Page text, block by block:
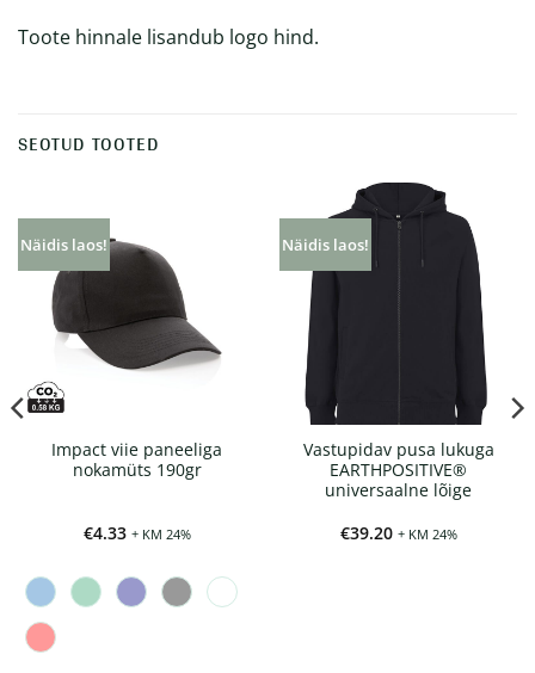
Toote hinnale lisandub logo hind.
SEOTUD TOOTED
Näidis laos!
Impact viie paneeliga
nokamüts 190gr
€4.33 + KM 24%
Näidis laos!
Vastupidav pusa lukuga
EARTHPOSITIVE®
universaalne lõige
€39.20 + KM 24%